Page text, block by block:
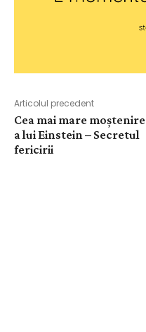
Articolul precedent
Cea mai mare moștenire
a lui Einstein – Secretul
fericirii